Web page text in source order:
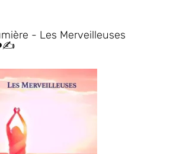
- Les Merveilleuses